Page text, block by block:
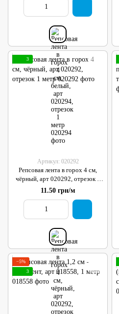
3
Артикул: 020292
Репсовая лента в горох 4 см,
чёрный, арт 020292, отрезок 1
метр
11.50 грн/м
−5%
3